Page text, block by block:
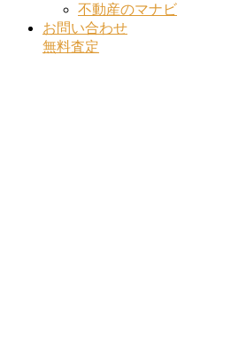
不動産のマナビ
お問い合わせ
無料査定